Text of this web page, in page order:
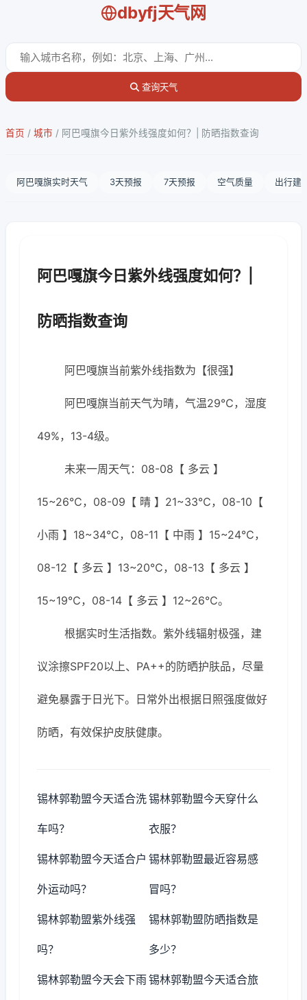
dbyfj天气网
查询天气
首页 / 城市 / 阿巴嘎旗今日紫外线强度如何？| 防晒指数查询
阿巴嘎旗实时天气 3天预报 7天预报 空气质量 出行建
阿巴嘎旗今日紫外线强度如何？|
防晒指数查询
阿巴嘎旗当前紫外线指数为【很强】
阿巴嘎旗当前天气为晴，气温29℃，湿度
49%，13-4级。
未来一周天气：08-08【 多云 】
15~26℃，08-09【 晴 】21~33℃，08-10【
小雨 】18~34℃，08-11【 中雨 】15~24℃，
08-12【 多云 】13~20℃，08-13【 多云 】
15~19℃，08-14【 多云 】12~26℃。
根据实时生活指数。紫外线辐射极强，建
议涂擦SPF20以上、PA++的防晒护肤品，尽量
避免暴露于日光下。日常外出根据日照强度做好
防晒，有效保护皮肤健康。
锡林郭勒盟今天适合洗
车吗？
锡林郭勒盟今天穿什么
衣服？
锡林郭勒盟今天适合户
外运动吗？
锡林郭勒盟最近容易感
冒吗？
锡林郭勒盟紫外线强
吗？
锡林郭勒盟防晒指数是
多少？
锡林郭勒盟今天会下雨锡林郭勒盟今天适合旅